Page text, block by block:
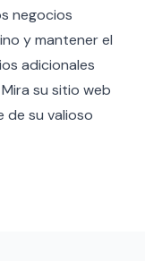
negocios
y mantener el
adicionales
su sitio web
de su valioso